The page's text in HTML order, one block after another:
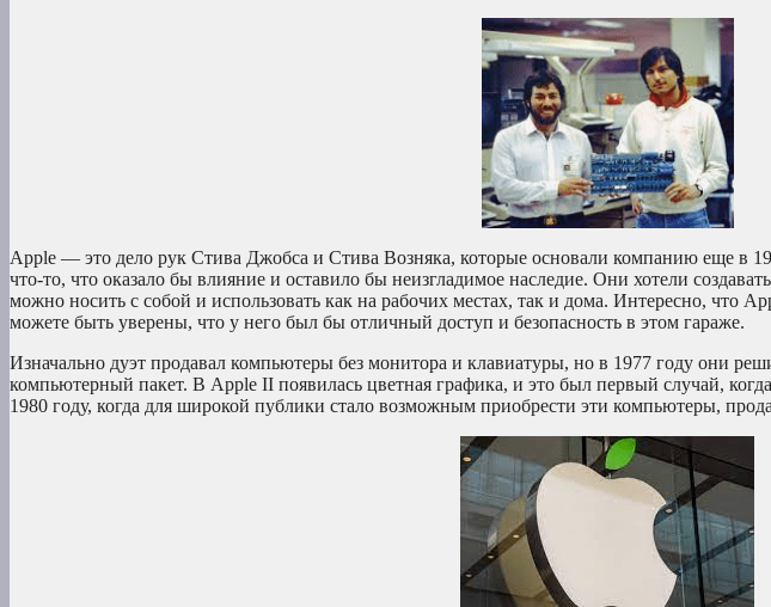
Apple — это дело рук Стива Джобса и Стива Возняка, которые основали компанию еще в
что-то, что оказало бы влияние и оставило бы неизгладимое наследие. Они хотели
можно носить с собой и использовать как на рабочих местах, так и дома. Интересно, что
можете быть уверены, что у него был бы отличный доступ и безопасность в этом гараже.
Изначально дуэт продавал компьютеры без монитора и клавиатуры, но в 1977 году они
компьютерный пакет. В Apple II появилась цветная графика, и это был первый случай,
1980 году, когда для широкой публики стало возможным приобрести эти компьютеры,